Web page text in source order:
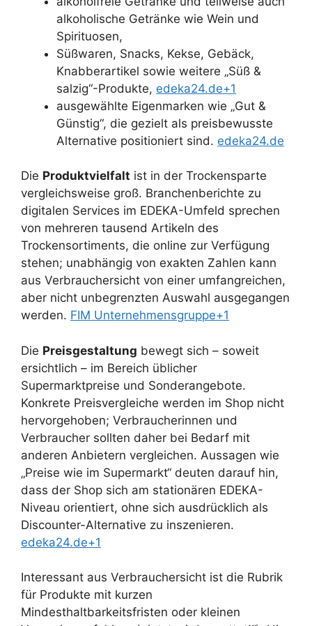
alkoholische Getränke wie Wein und
Spirituosen,
Süßwaren, Snacks, Kekse, Gebäck,
Knabberartikel sowie weitere „Süß &
salzig“-Produkte, edeka24.de+1
ausgewählte Eigenmarken wie „Gut &
Günstig“, die gezielt als preisbewusste
Alternative positioniert sind. edeka24.de
Die Produktvielfalt ist in der Trockensparte
vergleichsweise groß. Branchenberichte zu
digitalen Services im EDEKA-Umfeld sprechen
von mehreren tausend Artikeln des
Trockensortiments, die online zur Verfügung
stehen; unabhängig von exakten Zahlen kann
aus Verbrauchersicht von einer umfangreichen,
aber nicht unbegrenzten Auswahl ausgegangen
werden. FIM Unternehmensgruppe+1
Die Preisgestaltung bewegt sich – soweit
ersichtlich – im Bereich üblicher
Supermarktpreise und Sonderangebote.
Konkrete Preisvergleiche werden im Shop nicht
hervorgehoben; Verbraucherinnen und
Verbraucher sollten daher bei Bedarf mit
anderen Anbietern vergleichen. Aussagen wie
„Preise wie im Supermarkt“ deuten darauf hin,
dass der Shop sich am stationären EDEKA-
Niveau orientiert, ohne sich ausdrücklich als
Discounter-Alternative zu inszenieren.
edeka24.de+1
Interessant aus Verbrauchersicht ist die Rubrik
für Produkte mit kurzen
Mindesthaltbarkeitsfristen oder kleinen